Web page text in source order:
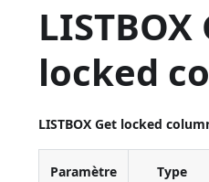
LISTBOX
locked
LISTBOX Get locked
Paramètre Type